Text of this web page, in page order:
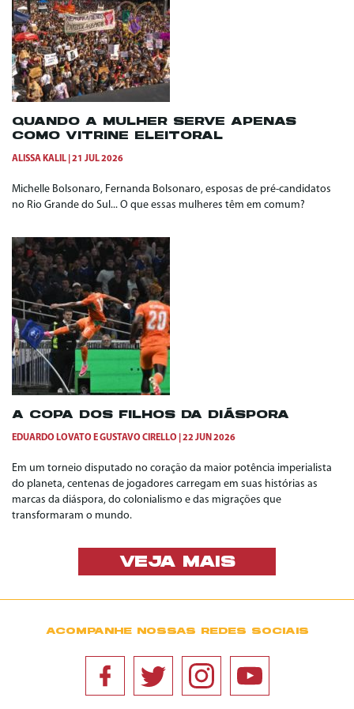
QUANDO A MULHER SERVE APENAS
COMO VITRINE ELEITORAL
ALISSA KALIL 21 JUL 2026
Michelle Bolsonaro, Fernanda Bolsonaro, esposas de pré-candidatos
no Rio Grande do Sul... O que essas mulheres têm em comum?
A COPA DOS FILHOS DA DIÁSPORA
EDUARDO LOVATO EGUSTAVO CIRELLO 22 JUN 2026
Em um torneio disputado no coração da maior potência imperialista
do planeta, centenas de jogadores carregam em suas histórias as
marcas da diáspora, do colonialismo e das migrações que
transformaram o mundo.
VEJA MAIS
ACOMPANHE NOSSAS REDES SOCIAIS